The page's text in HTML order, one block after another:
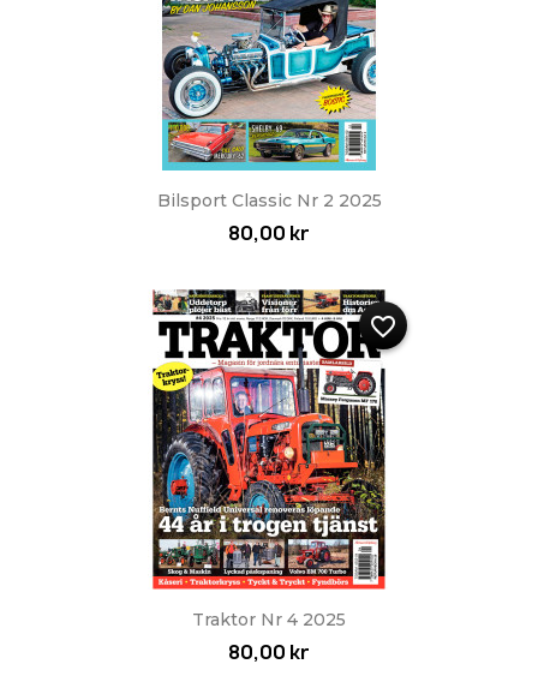
Bilsport Classic Nr 2 2025
80,00 kr
Traktor Nr 4 2025
80,00 kr
favorite_border